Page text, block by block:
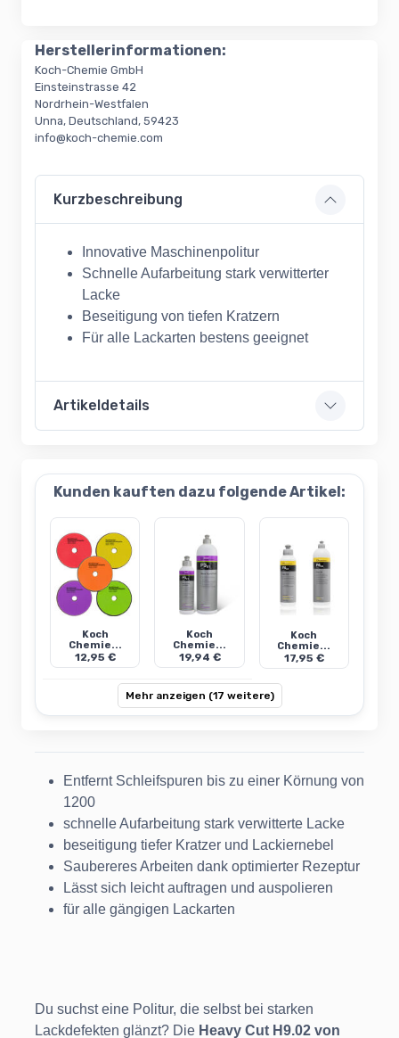
Herstellerinformationen:
Koch-Chemie GmbH
Einsteinstrasse 42
Nordrhein-Westfalen
Unna, Deutschland, 59423
info@koch-chemie.com
Kurzbeschreibung
Innovative Maschinenpolitur
Schnelle Aufarbeitung stark verwitterter
Lacke
Beseitigung von tiefen Kratzern
Für alle Lackarten bestens geeignet
Artikeldetails
Kunden kauften dazu folgende Artikel:
Koch
Chemie...
12,95 €
Koch
Chemie...
19,94 €
Koch
Chemie...
17,95 €
Mehr anzeigen (17 weitere)
Entfernt Schleifspuren bis zu einer Körnung von
1200
schnelle Aufarbeitung stark verwitterte Lacke
beseitigung tiefer Kratzer und Lackiernebel
Saubereres Arbeiten dank optimierter Rezeptur
Lässt sich leicht auftragen und auspolieren
für alle gängigen Lackarten
Du suchst eine Politur, die selbst bei starken
Lackdefekten glänzt? Die Heavy Cut H9.02 von